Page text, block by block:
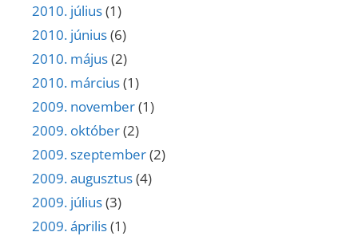
2010. július(1)
2010. június(6)
2010. május(2)
2010. március(1)
2009. november(1)
2009. október(2)
2009. szeptember(2)
2009. augusztus(4)
2009. július(3)
2009. április(1)